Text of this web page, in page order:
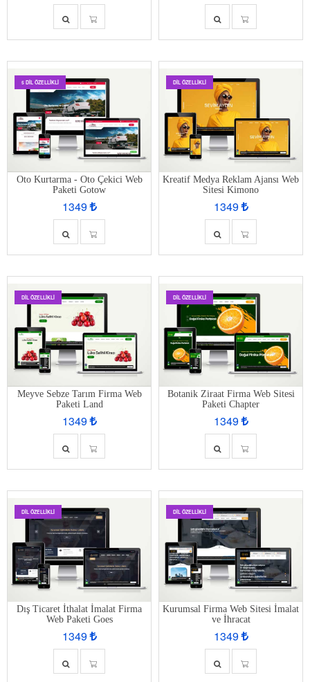
5 DIL ÖZELLIKLI
Oto Kurtarma - Oto Çekici Web
Paketi Gotow
1349
DIL ÖZELLIKLI
Kreatif Medya Reklam Ajansı Web
Sitesi Kimono
1349
DIL ÖZELLIKLI
Meyve Sebze Tarım Firma Web
Paketi Land
1349
DIL ÖZELLIKLI
Botanik Ziraat Firma Web Sitesi
Paketi Chapter
1349
DIL ÖZELLIKLI
Dış Ticaret İthalat İmalat Firma
Web Paketi Goes
1349
DIL ÖZELLIKLI
Kurumsal Firma Web Sitesi İmalat
ve İhracat
1349